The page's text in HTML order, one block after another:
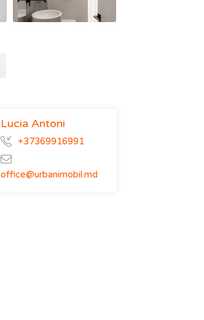
Lucia Antoni
+37369916991
office@urbanimobil.md